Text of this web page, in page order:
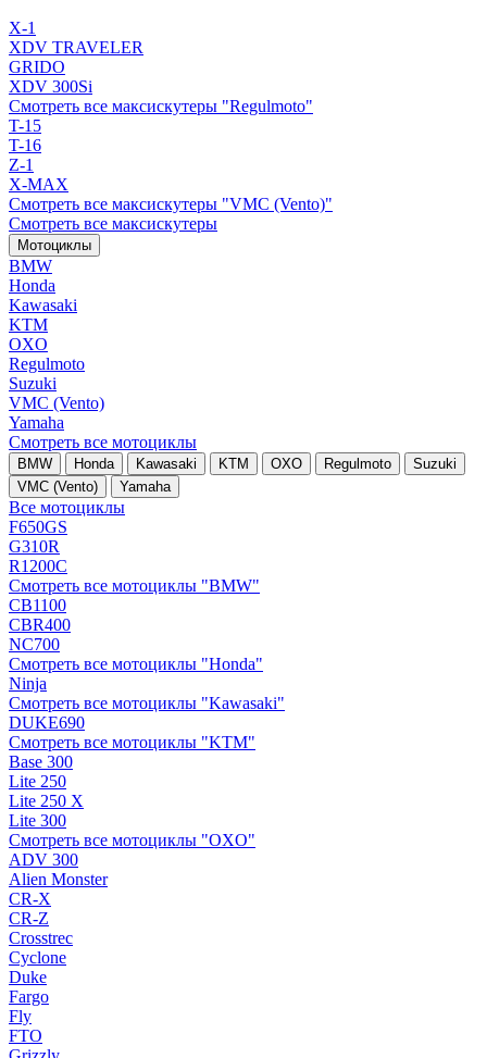
X-1
XDV TRAVELER
GRIDO
XDV 300Si
Смотреть все максискутеры "Regulmoto"
T-15
T-16
Z-1
X-MAX
Смотреть все максискутеры "VMC (Vento)"
Смотреть все максискутеры
Мотоциклы
BMW
Honda
Kawasaki
KTM
OXO
Regulmoto
Suzuki
VMC (Vento)
Yamaha
Смотреть все мотоциклы
BMW Honda Kawasaki KTM OXO Regulmoto
Suzuki
VMC (Vento)
Yamaha
Все мотоциклы
F650GS
G310R
R1200C
Смотреть все мотоциклы "BMW"
CB1100
CBR400
NC700
Смотреть все мотоциклы "Honda"
Ninja
Смотреть все мотоциклы "Kawasaki"
DUKE690
Смотреть все мотоциклы "KTM"
Base 300
Lite 250
Lite 250 X
Lite 300
Смотреть все мотоциклы "OXO"
ADV 300
Alien Monster
CR-X
CR-Z
Crosstrec
Cyclone
Duke
Fargo
Fly
FTO